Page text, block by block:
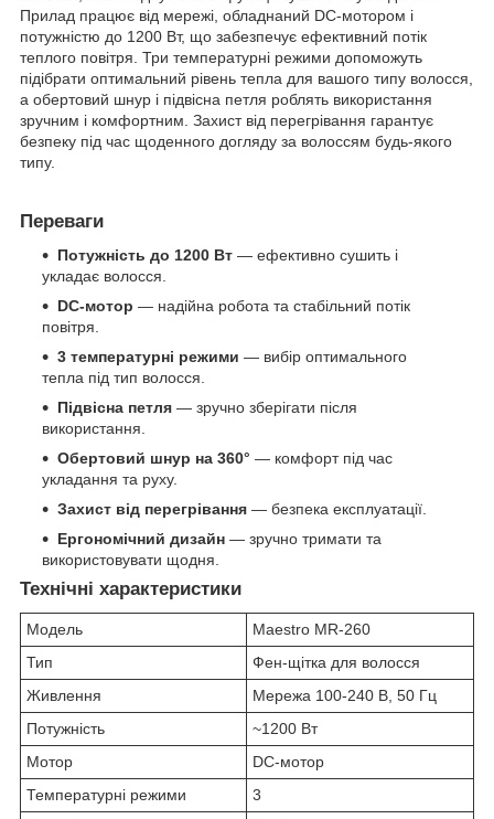
Прилад працює від мережі, обладнаний DC-мотором і
потужністю до 1200 Вт, що забезпечує ефективний потік
теплого повітря. Три температурні режими допоможуть
підібрати оптимальний рівень тепла для вашого типу волосся,
а обертовий шнур і підвісна петля роблять використання
зручним і комфортним. Захист від перегрівання гарантує
безпеку під час щоденного догляду за волоссям будь-якого
типу.
Переваги
Потужність до 1200 Вт — ефективно сушить і
укладає волосся.
DC-мотор — надійна робота та стабільний потік
повітря.
3 температурні режими — вибір оптимального
тепла під тип волосся.
Підвісна петля — зручно зберігати після
використання.
Обертовий шнур на 360° — комфорт під час
укладання та руху.
Захист від перегрівання — безпека експлуатації.
Ергономічний дизайн — зручно тримати та
використовувати щодня.
Технічні характеристики
Модель
Maestro MR‑260
Тип
Фен-щітка для волосся
Живлення
Мережа 100-240 В, 50 Гц
Потужність
~1200 Вт
Мотор
DC-мотор
Температурні режими
3